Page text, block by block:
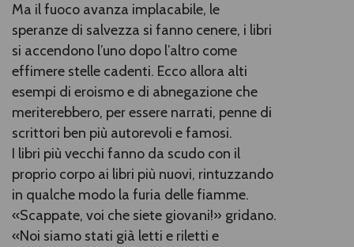
Ma il fuoco avanza implacabile, le
speranze di salvezza si fanno cenere, i libri
si accendono l’uno dopo l’altro come
effimere stelle cadenti. Ecco allora alti
esempi di eroismo e di abnegazione che
meriterebbero, per essere narrati, penne di
scrittori ben più autorevoli e famosi.
I libri più vecchi fanno da scudo con il
proprio corpo ai libri più nuovi, rintuzzando
in qualche modo la furia delle fiamme.
«Scappate, voi che siete giovani!» gridano.
«Noi siamo stati già letti e riletti e